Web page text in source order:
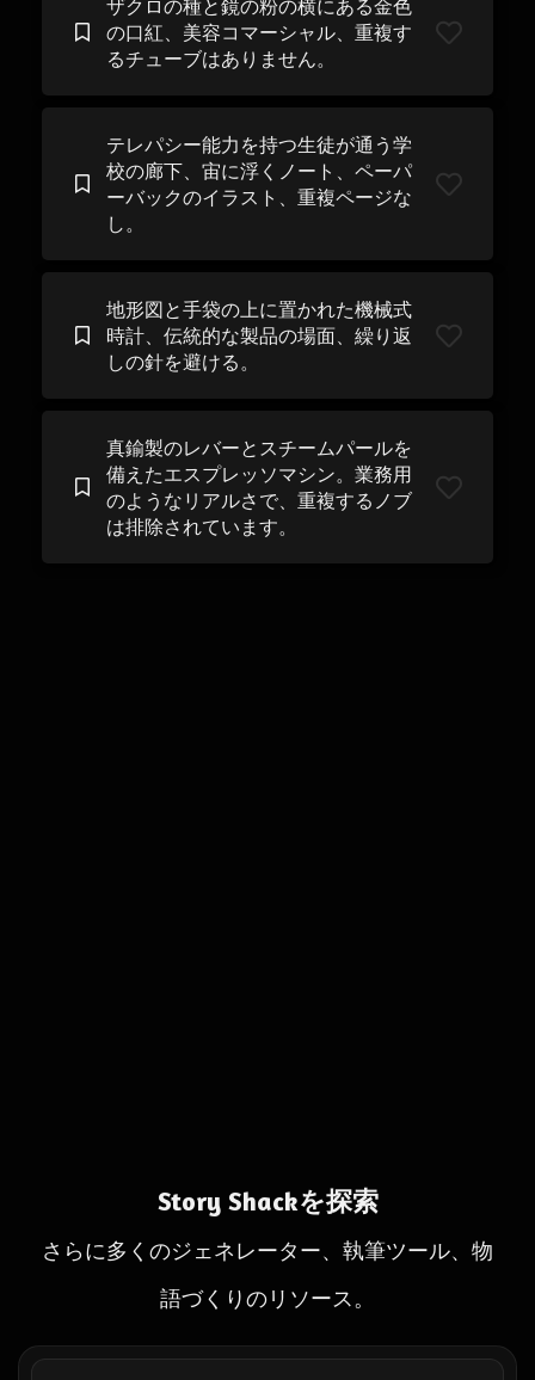
ザクロの種と鏡の粉の横にある金色
の口紅、美容コマーシャル、重複す
るチューブはありません。
テレパシー能力を持つ生徒が通う学
校の廊下、宙に浮くノート、ペーパ
ーバックのイラスト、重複ページな
し。
地形図と手袋の上に置かれた機械式
時計、伝統的な製品の場面、繰り返
しの針を避ける。
真鍮製のレバーとスチームパールを
備えたエスプレッソマシン。業務用
のようなリアルさで、重複するノブ
は排除されています。
Story Shackを探索
さらに多くのジェネレーター、執筆ツール、物
語づくりのリソース。